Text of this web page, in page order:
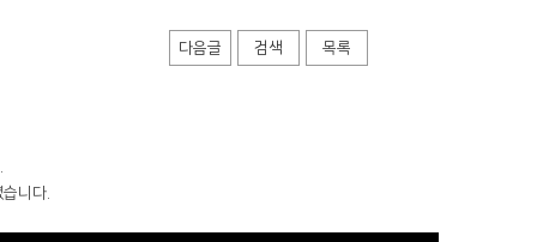
다음글 검색 목록
니다.